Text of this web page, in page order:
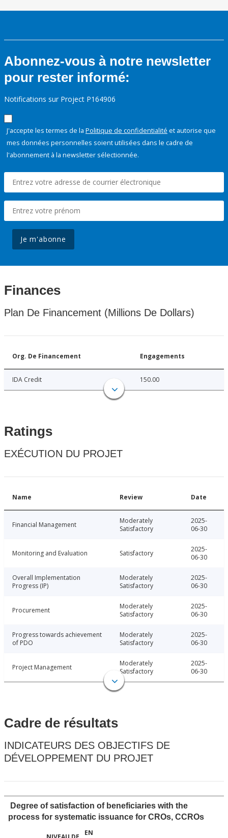
Abonnez-vous à notre newsletter
pour rester informé:
Notifications sur Project P164906
J'accepte les termes de la Politique de confidentialité et autorise que
mes données personnelles soient utilisées dans le cadre de
l'abonnement à la newsletter sélectionnée.
Je m'abonne
Finances
Plan De Financement (Millions De Dollars)
Org. De Financement Engagements
IDA Credit 150.00
Ratings
EXÉCUTION DU PROJET
Name Review Date
Financial Management
Moderately
Satisfactory
2025-
06-30
Monitoring and Evaluation Satisfactory
2025-
06-30
Overall Implementation
Progress (IP)
Moderately
Satisfactory
2025-
06-30
Procurement
Moderately
Satisfactory
2025-
06-30
Progress towards achievement
of PDO
Moderately
Satisfactory
2025-
06-30
Project Management
Moderately
Satisfactory
2025-
06-30
Cadre de résultats
INDICATEURS DES OBJECTIFS DE
DÉVELOPPEMENT DU PROJET
Degree of satisfaction of beneficiaries with the
process for systematic issuance for CROs, CCROs